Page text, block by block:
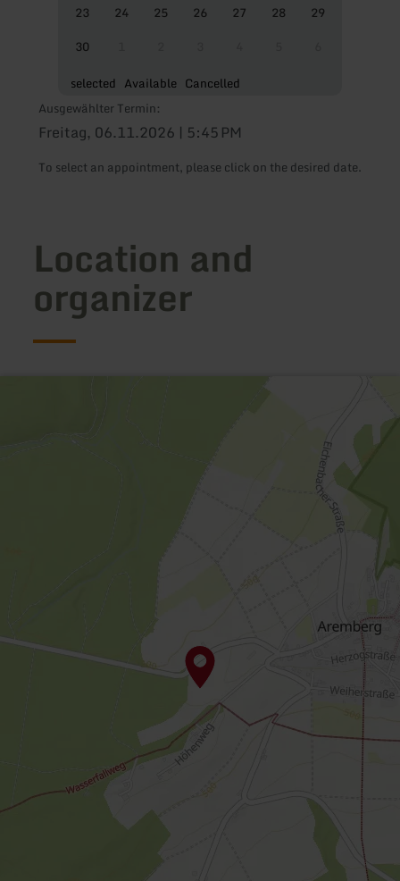
23
24 25 26 27 28
29
30
selected Available Cancelled
Ausgewählter Termin:
Freitag, 06.11.2026 | 5:45 PM
To select an appointment, please click on the desired date.
Location and
organizer